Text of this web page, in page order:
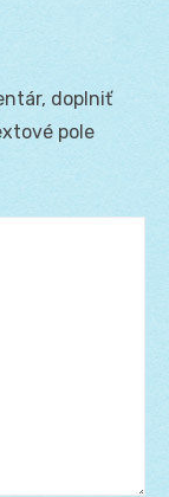
doplniť
pole